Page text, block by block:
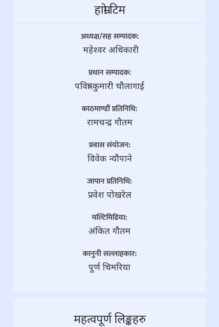
हाम्राे टिम
अध्यक्ष/सह सम्पादक:
महेश्वर अधिकारी
प्रधान सम्पादक:
पवित्रा कुमारी चौलागाई
काठमाण्डौं प्रतिनिधि:
रामचन्द्र गाैतम
प्रवास संयोजन:
विवेक न्यौपाने
जापान प्रतिनिधि:
प्रवेश पोखरेल
मल्टिमिडिया:
अंकित गौतम
कानुनी सल्लाहकार:
पूर्ण चिमरिया
महत्वपूर्ण लिङ्कहरु